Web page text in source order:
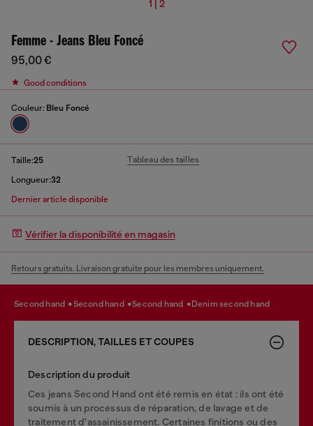
1 | 2
Femme - Jeans Bleu Foncé
95,00 €
Good conditions
Couleur: Bleu Foncé
Taille:25 Tableau des tailles
Longueur:32
Dernier article disponible
Vérifier la disponibilité en magasin
Retours gratuits. Livraison gratuite pour les membres uniquement.
second hand second hand second hand denim second hand
DESCRIPTION, TAILLES ET COUPES
Description du produit
Ces jeans Second Hand ont été remis en état : ils ont été
soumis à un processus de réparation, de lavage et de
traitement d'assainissement. Certaines finitions ou des